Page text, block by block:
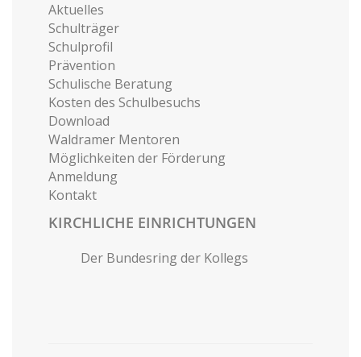
Aktuelles
Schulträger
Schulprofil
Prävention
Schulische Beratung
Kosten des Schulbesuchs
Download
Waldramer Mentoren
Möglichkeiten der Förderung
Anmeldung
Kontakt
KIRCHLICHE EINRICHTUNGEN
Der Bundesring der Kollegs